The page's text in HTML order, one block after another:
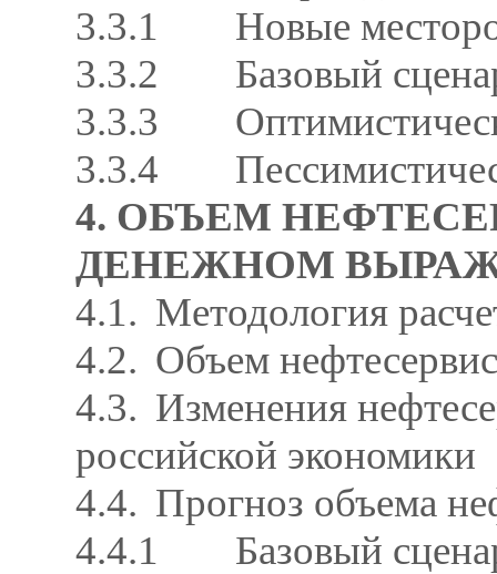
3.3.1
Новые
3.3.2
Базовый
3.3.3
3.3.4
4. ОБЪЕМ
ДЕНЕЖНОМ
4.1. Методология
4.2. Объем
4.3. Изменения
российской экономики
4.4. Прогноз объема
4.4.1
Базовый